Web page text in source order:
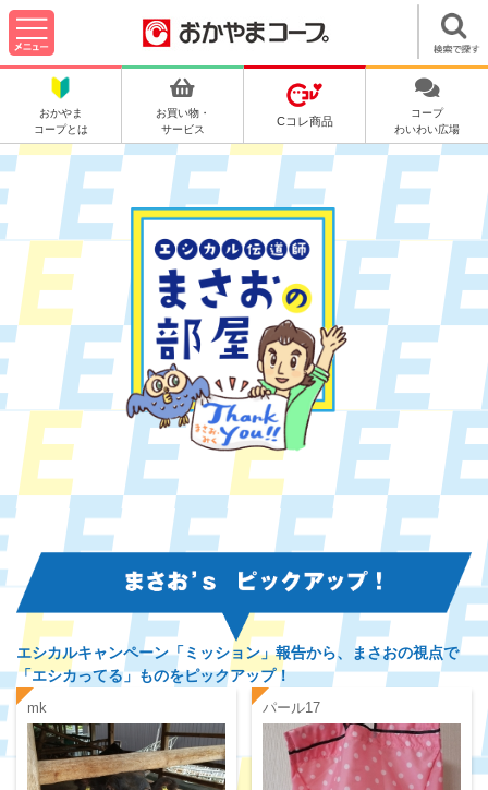
おかやま
コープとは
お買い物・
サービス
Cコレ商品
コープ
わいわい広場
エシカルキャンペーン「ミッション」報告から、
まさおの視点で
「エシカってる」ものをピックアップ！
mk パール17